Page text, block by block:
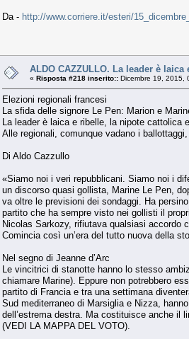
Da - http://www.corriere.it/esteri/
ALDO CAZZULLO. La leader è
« Risposta #218 inserito:: Dicembre 19, 2015,
Elezioni regionali francesi
La sfida delle signore Le Pen: Marion e
La leader è laica e ribelle, la nipote cattolica
Alle regionali, comunque vadano i
Di Aldo Cazzullo
«Siamo noi i veri repubblicani. Siamo noi i
un discorso quasi gollista, Marine Le Pen,
va oltre le previsioni dei sondaggi. Ha
partito che ha sempre visto nei gollisti il
Nicolas Sarkozy, rifiutava qualsiasi accordo
Comincia così un’era del tutto nuova della
Nel segno di Jeanne d’Arc
Le vincitrici di stanotte hanno lo stesso
chiamare Marine). Eppure non potrebbero
partito di Francia e tra una settimana
Sud mediterraneo di Marsiglia e Nizza,
dell’estrema destra. Ma costituisce anche il
(VEDI LA MAPPA DEL VOTO).